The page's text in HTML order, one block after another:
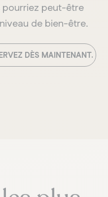
pourriez peut-être
de bien-être.
DÈS MAINTENANT.